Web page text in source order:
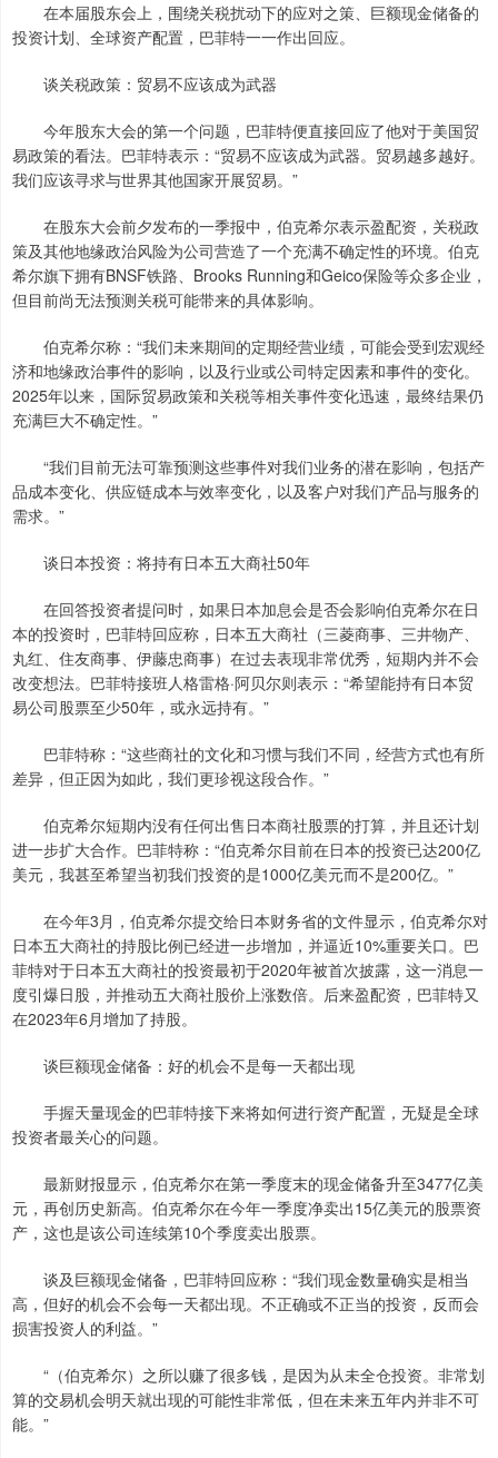
在本届股东会上，围绕关税扰动下的应对之策、巨额现金储备的
投资计划、全球资产配置，巴菲特一一作出回应。
谈关税政策：贸易不应该成为武器
今年股东大会的第一个问题，巴菲特便直接回应了他对于美国贸
易政策的看法。巴菲特表示：“贸易不应该成为武器。贸易越多越好。
我们应该寻求与世界其他国家开展贸易。”
在股东大会前夕发布的一季报中，伯克希尔表示盈配资，关税政
策及其他地缘政治风险为公司营造了一个充满不确定性的环境。伯克
希尔旗下拥有BNSF铁路、Brooks Running和Geico保险等众多企业，
但目前尚无法预测关税可能带来的具体影响。
伯克希尔称：“我们未来期间的定期经营业绩，可能会受到宏观经
济和地缘政治事件的影响，以及行业或公司特定因素和事件的变化。
2025年以来，国际贸易政策和关税等相关事件变化迅速，最终结果仍
充满巨大不确定性。”
“我们目前无法可靠预测这些事件对我们业务的潜在影响，包括产
品成本变化、供应链成本与效率变化，以及客户对我们产品与服务的
需求。”
谈日本投资：将持有日本五大商社50年
在回答投资者提问时，如果日本加息会是否会影响伯克希尔在日
本的投资时，巴菲特回应称，日本五大商社（三菱商事、三井物产、
丸红、住友商事、伊藤忠商事）在过去表现非常优秀，短期内并不会
改变想法。巴菲特接班人格雷格·阿贝尔则表示：“希望能持有日本贸
易公司股票至少50年，或永远持有。”
巴菲特称：“这些商社的文化和习惯与我们不同，经营方式也有所
差异，但正因为如此，我们更珍视这段合作。”
伯克希尔短期内没有任何出售日本商社股票的打算，并且还计划
进一步扩大合作。巴菲特称：“伯克希尔目前在日本的投资已达200亿
美元，我甚至希望当初我们投资的是1000亿美元而不是200亿。”
在今年3月，伯克希尔提交给日本财务省的文件显示，伯克希尔对
日本五大商社的持股比例已经进一步增加，并逼近10%重要关口。巴
菲特对于日本五大商社的投资最初于2020年被首次披露，这一消息一
度引爆日股，并推动五大商社股价上涨数倍。后来盈配资，巴菲特又
在2023年6月增加了持股。
谈巨额现金储备：好的机会不是每一天都出现
手握天量现金的巴菲特接下来将如何进行资产配置，无疑是全球
投资者最关心的问题。
最新财报显示，伯克希尔在第一季度末的现金储备升至3477亿美
元，再创历史新高。伯克希尔在今年一季度净卖出15亿美元的股票资
产，这也是该公司连续第10个季度卖出股票。
谈及巨额现金储备，巴菲特回应称：“我们现金数量确实是相当
高，但好的机会不会每一天都出现。不正确或不正当的投资，反而会
损害投资人的利益。”
“（伯克希尔）之所以赚了很多钱，是因为从未全仓投资。非常划
算的交易机会明天就出现的可能性非常低，但在未来五年内并非不可
能。”